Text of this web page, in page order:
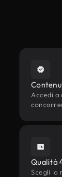
Accedi a
Qualità
Scegli la